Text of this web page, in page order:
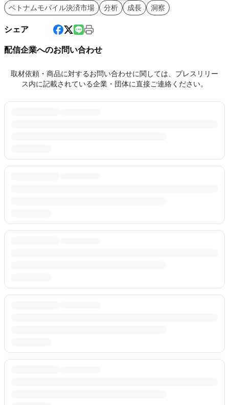
ベトナムモバイル決済市場
分析 成長 洞察
シェア
配信企業へのお問い合わせ
取材依頼・商品に対するお問い合わせに関しては、プレスリリー
ス内に記載されている企業・団体に直接ご連絡ください。